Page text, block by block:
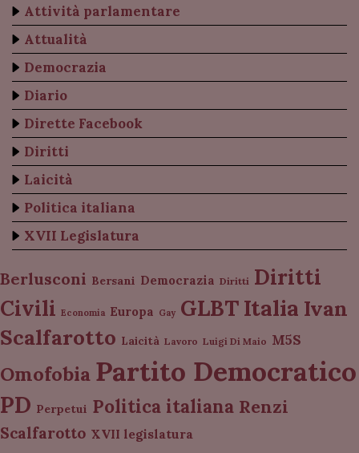
Attività parlamentare
Attualità
Democrazia
Diario
Dirette Facebook
Diritti
Laicità
Politica italiana
XVII Legislatura
Berlusconi Bersani Democrazia Diritti Diritti
Civili Economia Europa Gay GLBT Italia Ivan
Scalfarotto Laicità Lavoro Luigi Di Maio M5S
Omofobia Partito Democratico
PD Perpetui Politica italiana Renzi
Scalfarotto XVII legislatura